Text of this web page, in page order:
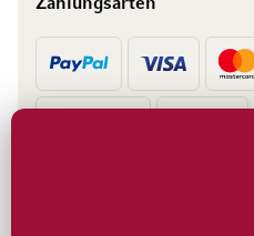
Zahlungsarten